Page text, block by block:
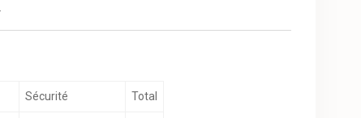
Sécurité Total